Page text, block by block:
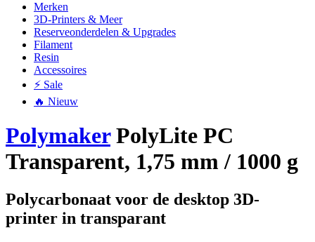
Merken
3D-Printers & Meer
Reserveonderdelen & Upgrades
Filament
Resin
Accessoires
⚡ Sale
🔥 Nieuw
PolymakerPolyLite PC
Transparent, 1,75 mm / 1000 g
Polycarbonaat voor de desktop 3D-
printer in transparant